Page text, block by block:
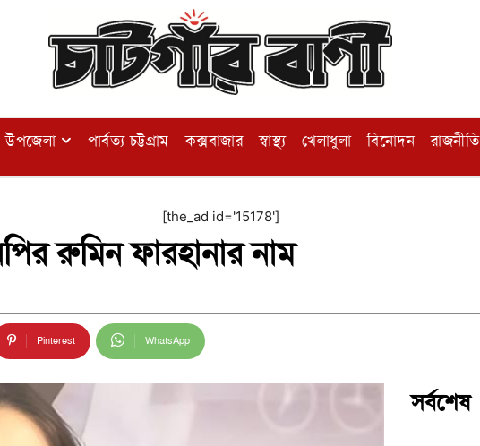
উপজেলা পার্বত্য চট্টগ্রাম কক্সবাজার স্বাস্থ্য খেলাধুলা বিনোদন রাজনীতি
[the_ad id='15178']
রুমিন ফারহানার নাম
Pinterest WhatsApp
সর্বশেষ